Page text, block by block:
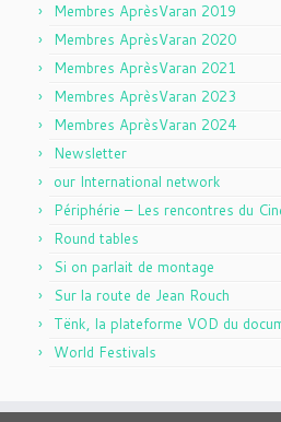
Membres AprèsVaran 2019
Membres AprèsVaran 2020
Membres AprèsVaran 2021
Membres AprèsVaran 2023
Membres AprèsVaran 2024
Newsletter
our International network
Périphérie – Les rencontres du
Round tables
Si on parlait de montage
Sur la route de Jean Rouch
Tënk, la plateforme VOD du
World Festivals